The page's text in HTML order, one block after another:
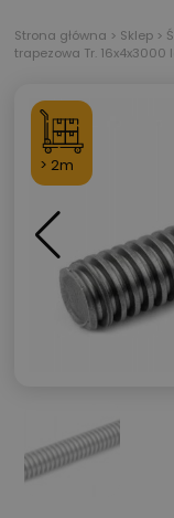
Strona główna > Sklep >
trapezowa Tr. 16x4x3000
> 2m